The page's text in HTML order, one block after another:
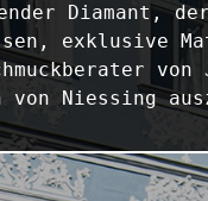
Diamant,
exklusive
Niessing